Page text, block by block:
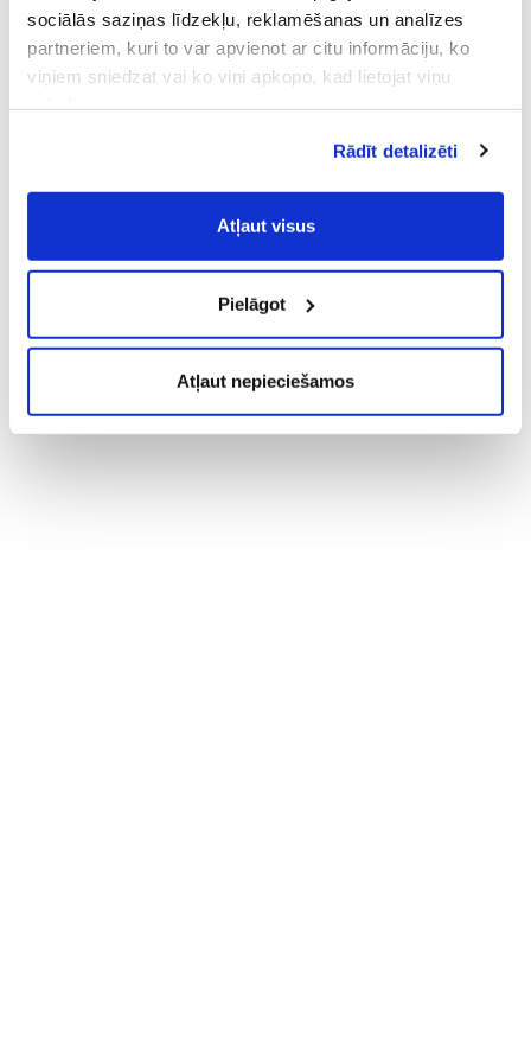
sociālās saziņas līdzekļu, reklamēšanas un analīzes
partneriem, kuri to var apvienot ar citu informāciju, ko
viņiem sniedzat vai ko viņi apkopo, kad lietojat viņu
Vispārīgiem vietnes lietošanas
noteikumiem(saīsināti - VVLN).
Rādīt detalizēti
Atļaut visus
Pielāgot
Atļaut nepieciešamos